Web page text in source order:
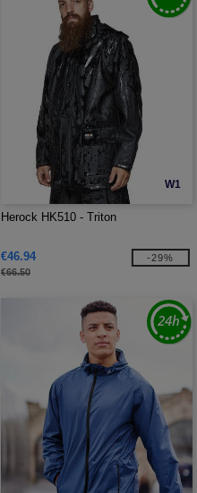
W1
Herock HK510 - Triton
€46.94
€66.50
-29%